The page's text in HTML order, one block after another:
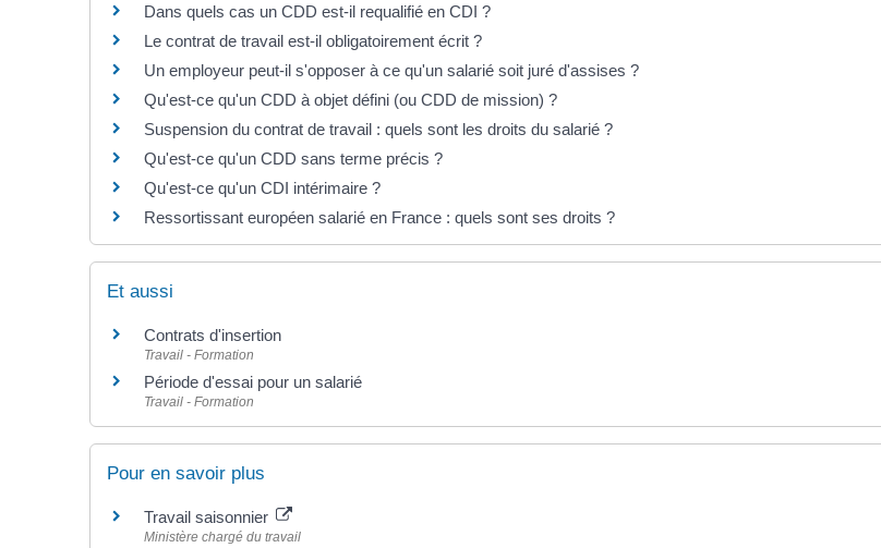
Dans quels cas un CDD est-il requalifié en CDI ?
Le contrat de travail est-il obligatoirement écrit ?
Un employeur peut-il s'opposer à ce qu'un salarié soit juré d'assises ?
Qu'est-ce qu'un CDD à objet défini (ou CDD de mission) ?
Suspension du contrat de travail : quels sont les droits du salarié ?
Qu'est-ce qu'un CDD sans terme précis ?
Qu'est-ce qu'un CDI intérimaire ?
Ressortissant européen salarié en France : quels sont ses droits ?
Et aussi
Contrats d'insertion
Travail - Formation
Période d'essai pour un salarié
Travail - Formation
Pour en savoir plus
Travail saisonnier
Ministère chargé du travail